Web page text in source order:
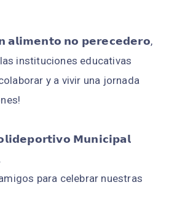
𝗮𝗹𝗶𝗺𝗲𝗻𝘁𝗼 𝗻𝗼 𝗽𝗲𝗿𝗲𝗰𝗲𝗱𝗲𝗿𝗼,
instituciones educativas
y a vivir una jornada
𝗠𝘂𝗻𝗶𝗰𝗶𝗽𝗮𝗹
para celebrar nuestras